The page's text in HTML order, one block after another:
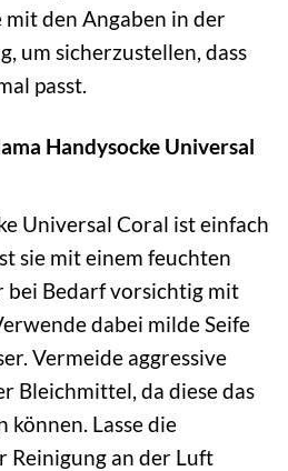
den Angaben in der
um sicherzustellen, dass
passt.
Handysocke Universal
Universal Coral ist einfach
sie mit einem feuchten
bei Bedarf vorsichtig mit
dabei milde Seife
Vermeide aggressive
Bleichmittel, da diese das
können. Lasse die
Reinigung an der Luft